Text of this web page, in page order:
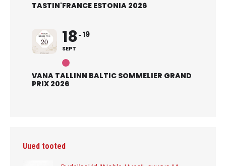
TASTIN'FRANCE ESTONIA 2026
18
SEPT
19
VANA TALLINN BALTIC SOMMELIER GRAND
PRIX 2026
Uued tooted